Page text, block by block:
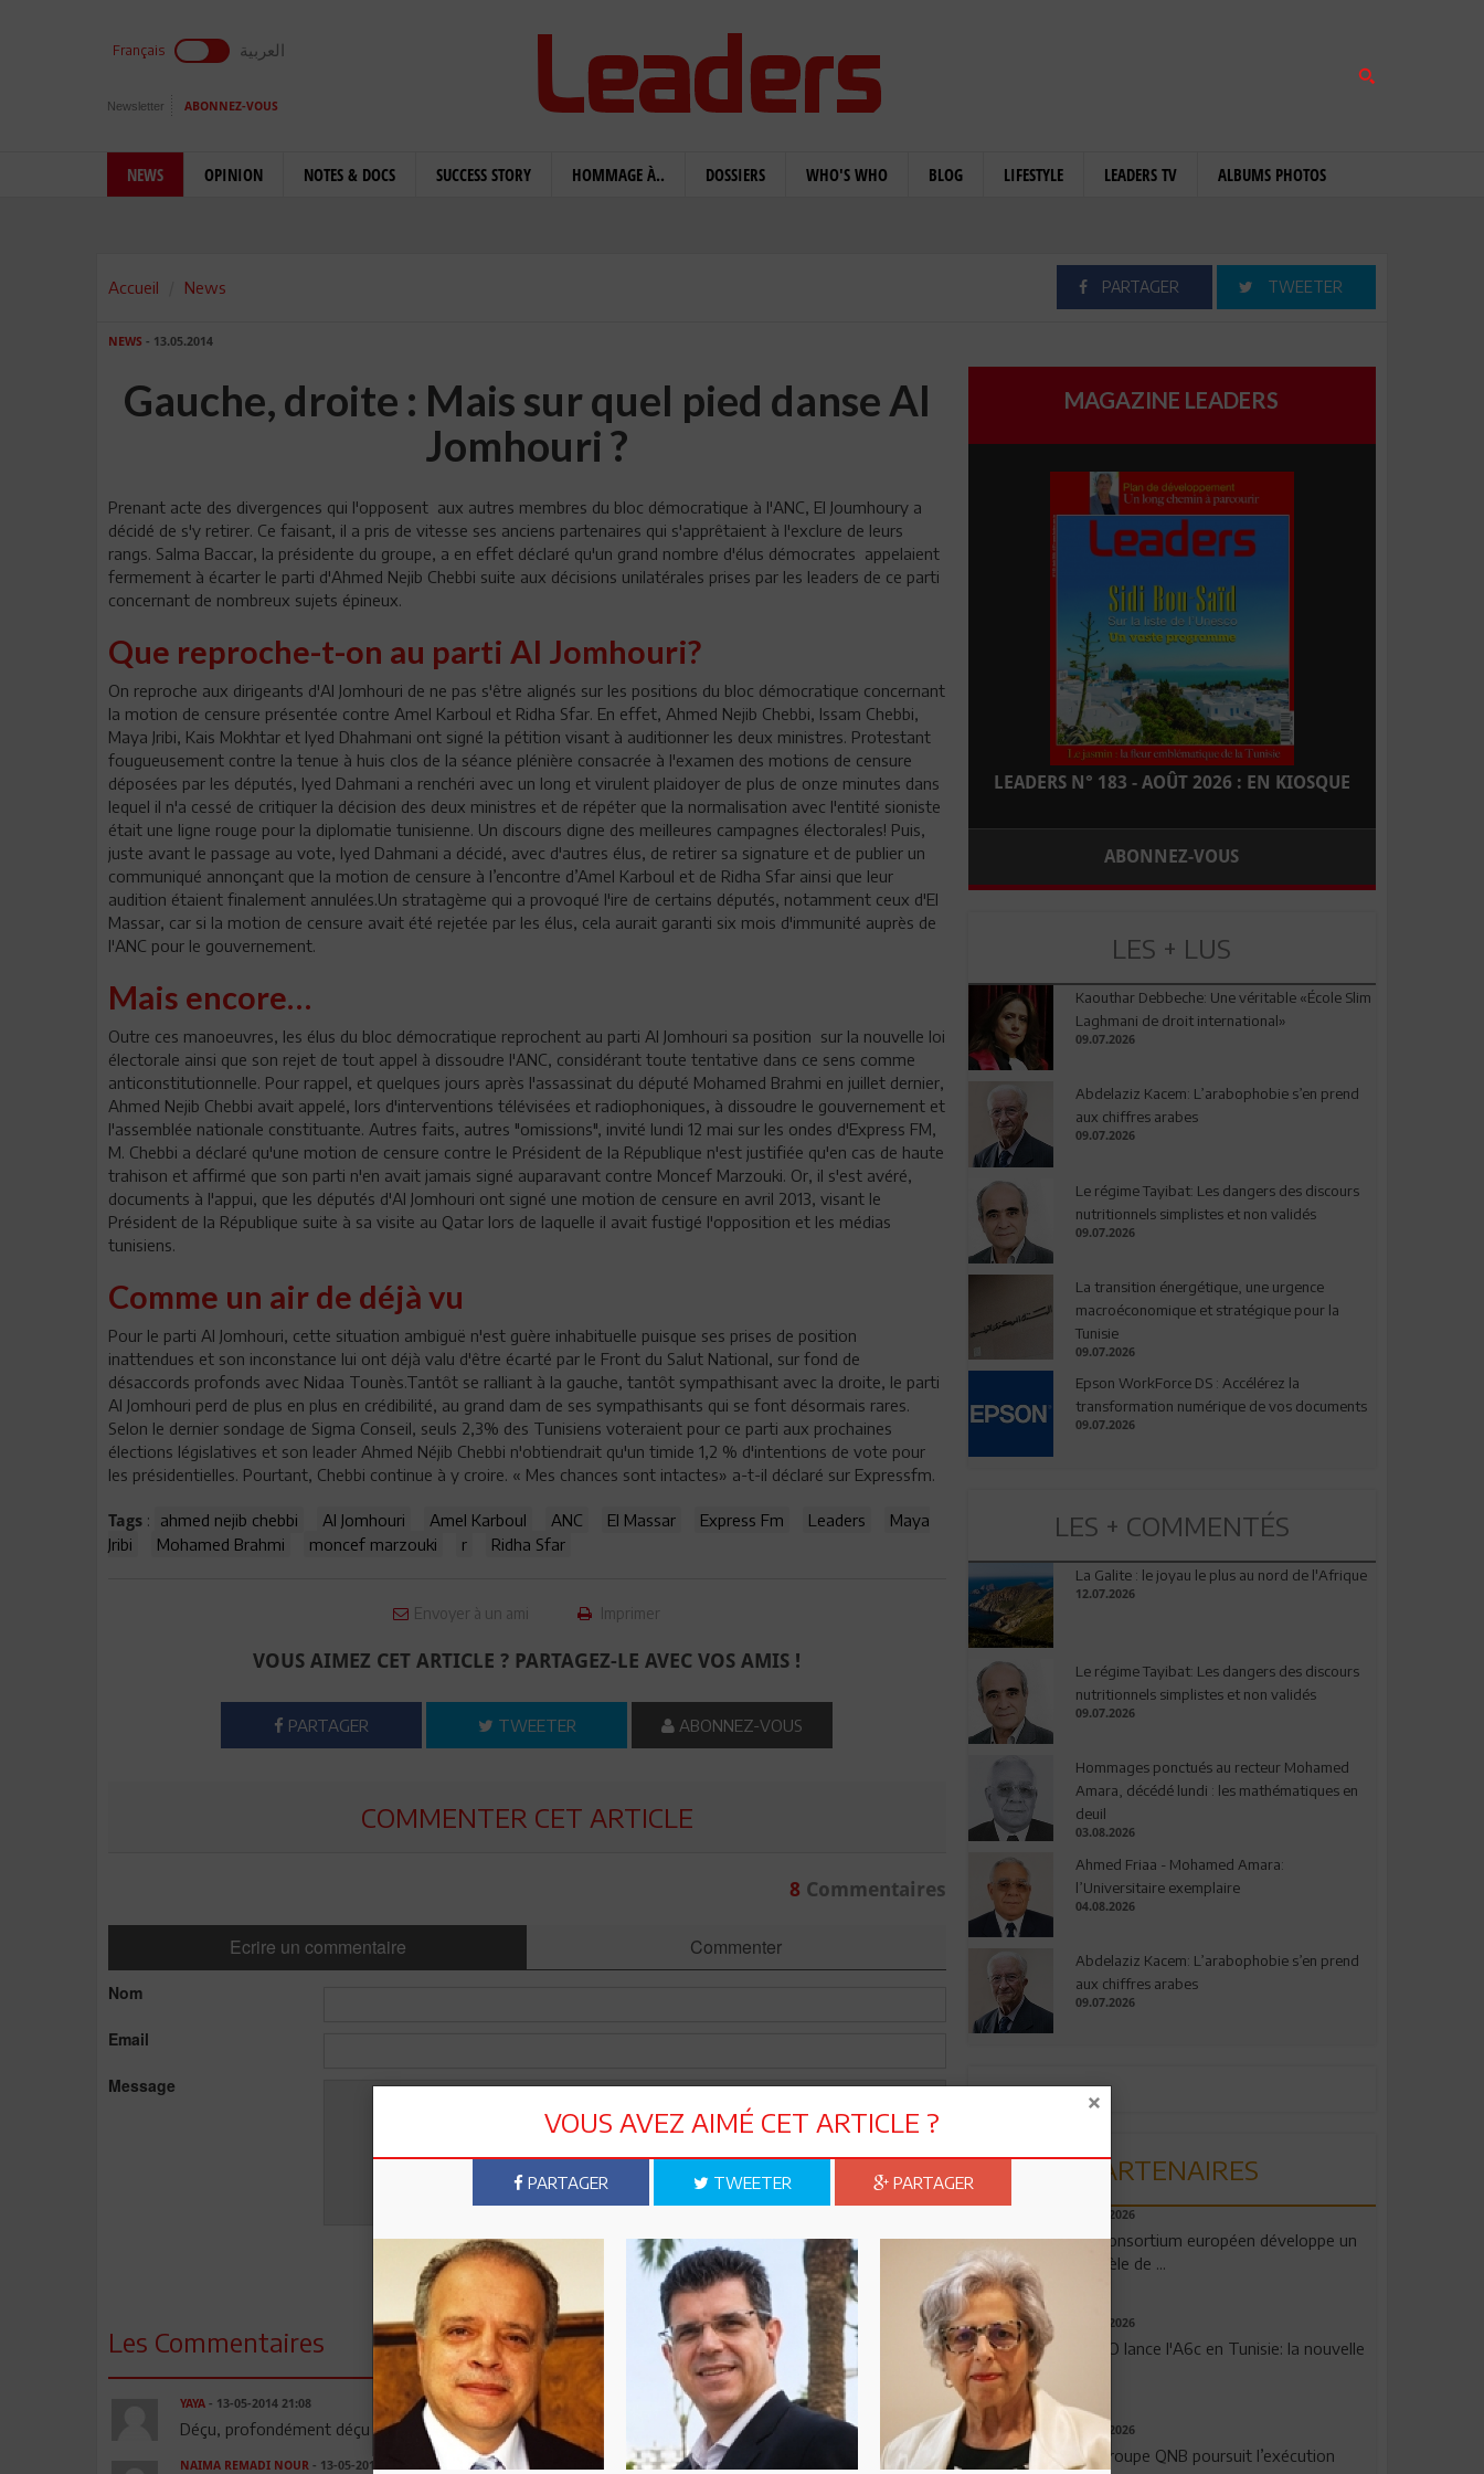
Français العربية
Newsletter ABONNEZ-VOUS
NEWS OPINION NOTES & DOCS SUCCESS STORY HOMMAGE À.. DOSSIERS WHO'S WHO BLOG LIFESTYLE LEADERS TV ALBUMS PHOTOS
Accueil News PARTAGER TWEETER
NEWS - 13.05.2014
Gauche, droite : Mais sur quel pied danse Al
Jomhouri ?
Prenant acte des divergences qui l'opposent aux autres membres du bloc démocratique à l'ANC, El Joumhoury a
décidé de s'y retirer. Ce faisant, il a pris de vitesse ses anciens partenaires qui s'apprêtaient à l'exclure de leurs
rangs. Salma Baccar, la présidente du groupe, a en effet déclaré qu'un grand nombre d'élus démocrates appelaient
fermement à écarter le parti d'Ahmed Nejib Chebbi suite aux décisions unilatérales prises par les leaders de ce parti
concernant de nombreux sujets épineux.
Que reproche-t-on au parti Al Jomhouri?
On reproche aux dirigeants d'Al Jomhouri de ne pas s'être alignés sur les positions du bloc démocratique concernant
la motion de censure présentée contre Amel Karboul et Ridha Sfar. En effet, Ahmed Nejib Chebbi, Issam Chebbi,
Maya Jribi, Kais Mokhtar et Iyed Dhahmani ont signé la pétition visant à auditionner les deux ministres. Protestant
fougueusement contre la tenue à huis clos de la séance plénière consacrée à l'examen des motions de censure
déposées par les députés, Iyed Dahmani a renchéri avec un long et virulent plaidoyer de plus de onze minutes dans
lequel il n'a cessé de critiquer la décision des deux ministres et de répéter que la normalisation avec l'entité sioniste
était une ligne rouge pour la diplomatie tunisienne. Un discours digne des meilleures campagnes électorales! Puis,
juste avant le passage au vote, Iyed Dahmani a décidé, avec d'autres élus, de retirer sa signature et de publier un
communiqué annonçant que la motion de censure à l’encontre d’Amel Karboul et de Ridha Sfar ainsi que leur
audition étaient finalement annulées.Un stratagème qui a provoqué l'ire de certains députés, notamment ceux d'El
Massar, car si la motion de censure avait été rejetée par les élus, cela aurait garanti six mois d'immunité auprès de
l'ANC pour le gouvernement.
Mais encore…
Outre ces manoeuvres, les élus du bloc démocratique reprochent au parti Al Jomhouri sa position sur la nouvelle loi
électorale ainsi que son rejet de tout appel à dissoudre l'ANC, considérant toute tentative dans ce sens comme
anticonstitutionnelle. Pour rappel, et quelques jours après l'assassinat du député Mohamed Brahmi en juillet dernier,
Ahmed Nejib Chebbi avait appelé, lors d'interventions télévisées et radiophoniques, à dissoudre le gouvernement et
l'assemblée nationale constituante. Autres faits, autres "omissions", invité lundi 12 mai sur les ondes d'Express FM,
M. Chebbi a déclaré qu'une motion de censure contre le Président de la République n'est justifiée qu'en cas de haute
trahison et affirmé que son parti n'en avait jamais signé auparavant contre Moncef Marzouki. Or, il s'est avéré,
documents à l'appui, que les députés d'Al Jomhouri ont signé une motion de censure en avril 2013, visant le
Président de la République suite à sa visite au Qatar lors de laquelle il avait fustigé l'opposition et les médias
tunisiens.
Comme un air de déjà vu
Pour le parti Al Jomhouri, cette situation ambiguë n'est guère inhabituelle puisque ses prises de position
inattendues et son inconstance lui ont déjà valu d'être écarté par le Front du Salut National, sur fond de
désaccords profonds avec Nidaa Tounès.Tantôt se ralliant à la gauche, tantôt sympathisant avec la droite, le parti
Al Jomhouri perd de plus en plus en crédibilité, au grand dam de ses sympathisants qui se font désormais rares.
Selon le dernier sondage de Sigma Conseil, seuls 2,3% des Tunisiens voteraient pour ce parti aux prochaines
élections législatives et son leader Ahmed Néjib Chebbi n'obtiendrait qu'un timide 1,2 % d'intentions de vote pour
les présidentielles. Pourtant, Chebbi continue à y croire. « Mes chances sont intactes» a-t-il déclaré sur Expressfm.
Tags : ahmed nejib chebbi Al Jomhouri Amel Karboul ANC El Massar Express Fm Leaders
Maya
Jribi
Mohamed Brahmi moncef marzouki r Ridha Sfar
Envoyer à un ami Imprimer
VOUS AIMEZ CET ARTICLE ? PARTAGEZ-LE AVEC VOS AMIS !
PARTAGER TWEETER ABONNEZ-VOUS
COMMENTER CET ARTICLE
8 Commentaires
Ecrire un commentaire Commenter
Nom
Email
Message
Les Commentaires
YAYA- 13-05-2014 21:08
Déçu, profondément déçu par A N Chebbi et son parti,quelle désillusion !
NAIMA REMADI NOUR- 13-05-2014 22:08
MAGAZINE LEADERS
LEADERS N° 183 - AOÛT 2026 : EN KIOSQUE
ABONNEZ-VOUS
LES + LUS
Kaouthar Debbeche: Une véritable «École Slim
Laghmani de droit international»
09.07.2026
Abdelaziz Kacem: L’arabophobie s’en prend
aux chiffres arabes
09.07.2026
Le régime Tayibat: Les dangers des discours
nutritionnels simplistes et non validés
09.07.2026
La transition énergétique, une urgence
macroéconomique et stratégique pour la
Tunisie
09.07.2026
Epson WorkForce DS : Accélérez la
transformation numérique de vos documents
09.07.2026
LES + COMMENTÉS
La Galite : le joyau le plus au nord de l'Afrique
12.07.2026
Le régime Tayibat: Les dangers des discours
nutritionnels simplistes et non validés
09.07.2026
Hommages ponctués au recteur Mohamed
Amara, décédé lundi : les mathématiques en
deuil
03.08.2026
Ahmed Friaa - Mohamed Amara:
l’Universitaire exemplaire
04.08.2026
Abdelaziz Kacem: L’arabophobie s’en prend
aux chiffres arabes
09.07.2026
PARTENAIRES
06.08.2026
Un consortium européen développe un
modèle de ...
04.08.2026
OPPO lance l'A6c en Tunisie: la nouvelle
29.07.2026
Le Groupe QNB poursuit l’exécution
VOUS AVEZ AIMÉ CET ARTICLE ?
PARTAGER TWEETER PARTAGER